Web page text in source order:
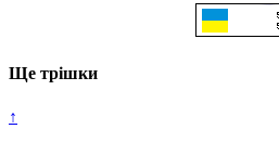
Ще трішки
↑